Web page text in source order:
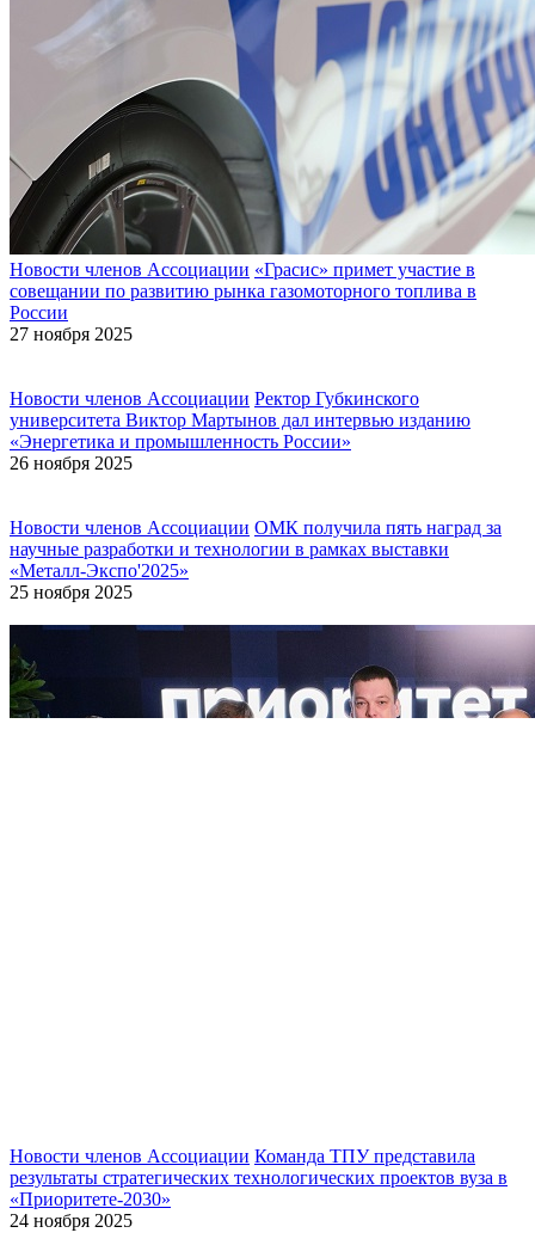
Новости членов Ассоциации «Грасис» примет участие в
совещании по развитию рынка газомоторного топлива в
России
27 ноября 2025
Новости членов Ассоциации Ректор Губкинского
университета Виктор Мартынов дал интервью изданию
«Энергетика и промышленность России»
26 ноября 2025
Новости членов Ассоциации ОМК получила пять наград за
научные разработки и технологии в рамках выставки
«Металл-Экспо'2025»
25 ноября 2025
Новости членов Ассоциации Команда ТПУ представила
результаты стратегических технологических проектов вуза в
«Приоритете-2030»
24 ноября 2025